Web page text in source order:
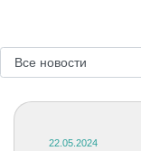
22.05.2024